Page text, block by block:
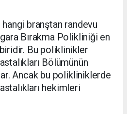
branştan randevu
Bırakma Polikliniği en
Bu poliklinikler
Bölümünün
Ancak bu polikliniklerde
hekimleri